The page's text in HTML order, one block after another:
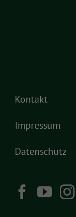
Kontakt
Impressum
Datenschutz